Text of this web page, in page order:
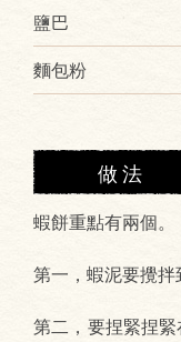
鹽巴
麵包粉
做法
蝦餅重點有兩個。
第一，蝦泥要攪拌
第二，要捏緊捏